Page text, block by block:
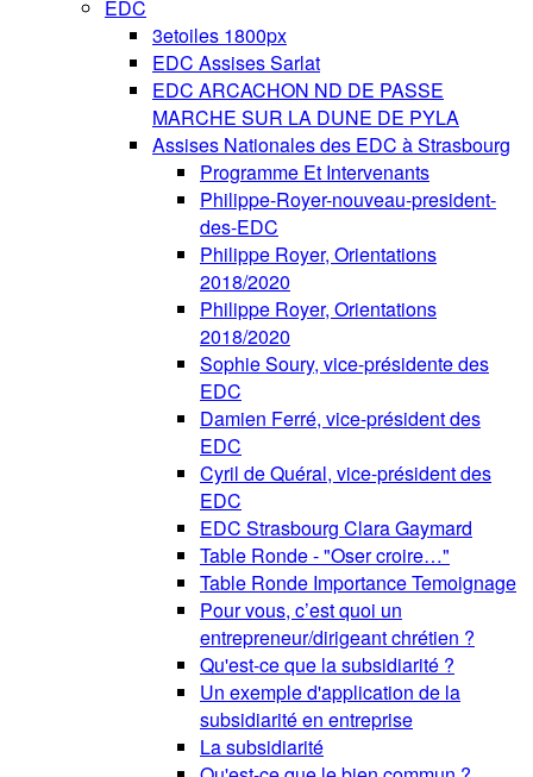
EDC
3etoiles 1800px
EDC Assises Sarlat
EDC ARCACHON ND DE PASSE
MARCHE SUR LA DUNE DE PYLA
Assises Nationales des EDC à Strasbourg
Programme Et Intervenants
Philippe-Royer-nouveau-president-
des-EDC
Philippe Royer, Orientations
2018/2020
Philippe Royer, Orientations
2018/2020
Sophie Soury, vice-présidente des
EDC
Damien Ferré, vice-président des
EDC
Cyril de Quéral, vice-président des
EDC
EDC Strasbourg Clara Gaymard
Table Ronde - "Oser croire…"
Table Ronde Importance Temoignage
Pour vous, c’est quoi un
entrepreneur/dirigeant chrétien ?
Qu'est-ce que la subsidiarité ?
Un exemple d'application de la
subsidiarité en entreprise
La subsidiarité